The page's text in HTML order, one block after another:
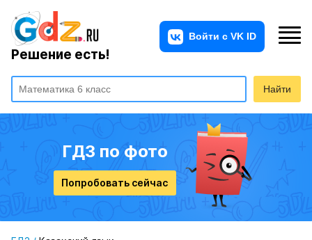
Решение есть!
Найти
ГДЗ по фото
Попробовать сейчас